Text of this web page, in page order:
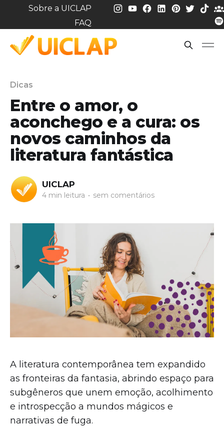
Sobre a UICLAP
FAQ
Dicas
Entre o amor, o
aconchego e a cura: os
novos caminhos da
literatura fantástica
UICLAP
4 min leitura • sem comentários
A literatura contemporânea tem expandido
as fronteiras da fantasia, abrindo espaço para
subgêneros que unem emoção, acolhimento
e introspecção a mundos mágicos e
narrativas de fuga.